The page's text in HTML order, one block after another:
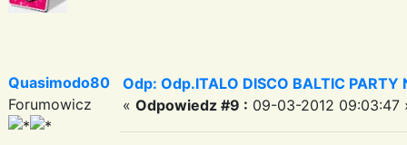
Quasimodo80
Forumowicz
Odp: Odp.ITALO DISCO BALTIC PARTY
« Odpowiedz #9 : 09-03-2012 09:03:47